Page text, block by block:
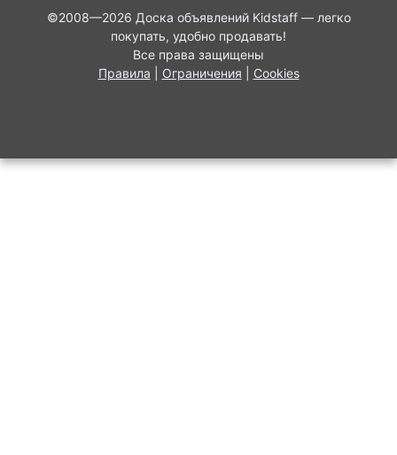
©2008—2026 Доска объявлений Kidstaff— легко
покупать, удобно продавать!
Все права защищены
Правила
Ограничения Cookies